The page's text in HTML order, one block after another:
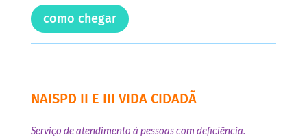
como chegar
NAISPD II E III VIDA CIDADÃ
Serviço de atendimento à pessoas com deficiência.